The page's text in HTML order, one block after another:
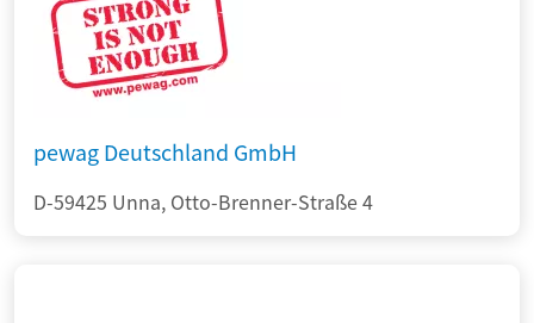
pewag Deutschland GmbH
D-59425 Unna, Otto-Brenner-Straße 4